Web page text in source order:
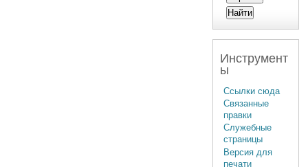
Инструмент
ы
Ссылки сюда
Связанные
правки
Служебные
страницы
Версия для
печати